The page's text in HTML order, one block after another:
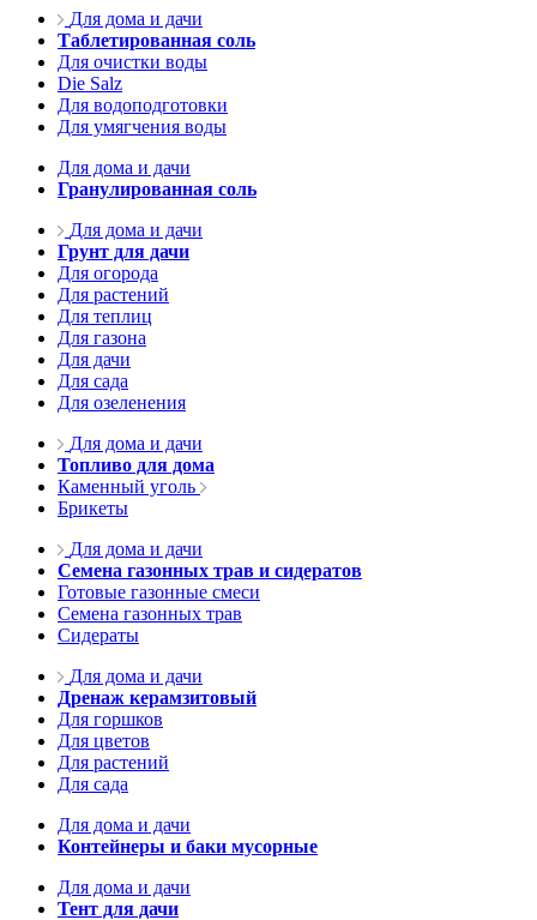
Для дома и дачи
Таблетированная соль
Для очистки воды
Die Salz
Для водоподготовки
Для умягчения воды
Для дома и дачи
Гранулированная соль
Для дома и дачи
Грунт для дачи
Для огорода
Для растений
Для теплиц
Для газона
Для дачи
Для сада
Для озеленения
Для дома и дачи
Топливо для дома
Каменный уголь
Брикеты
Для дома и дачи
Семена газонных трав и сидератов
Готовые газонные смеси
Семена газонных трав
Сидераты
Для дома и дачи
Дренаж керамзитовый
Для горшков
Для цветов
Для растений
Для сада
Для дома и дачи
Контейнеры и баки мусорные
Для дома и дачи
Тент для дачи